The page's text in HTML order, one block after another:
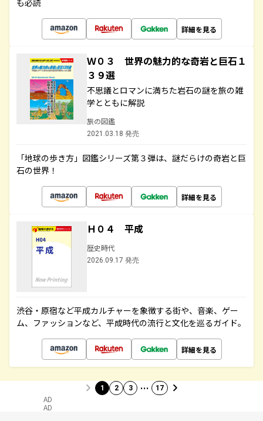
も必読
詳細を見る
Ｗ０３ 世界の魅力的な奇岩と巨石１
３９選
不思議とロマンに満ちた岩石の謎を旅の雑
学とともに解説
旅の図鑑
2021.03.18 発売
「地球の歩き方」図鑑シリーズ第３弾は、謎だらけの奇岩と巨
石の世界！
詳細を見る
Ｈ０４ 平成
歴史時代
2026.09.17 発売
渋谷・原宿など平成カルチャーを象徴する街や、音楽、ゲー
ム、ファッションなど、平成時代の流行と文化を巡るガイド。
詳細を見る
1 2 3 … 17
AD
AD